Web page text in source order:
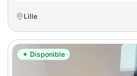
Lille
Disponible